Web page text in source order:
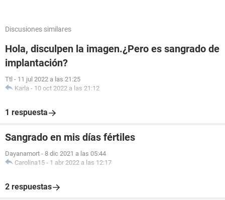
Discusiones similares
Hola, disculpen la imagen.¿Pero es sangrado de
implantación?
Ttl - 11 jul 2022 a las 21:25
Karla - 10 oct 2022 a las 21:12
1 respuesta
Sangrado en mis días fértiles
Dayanamort - 8 dic 2021 a las 05:44
Carolina15 - 1 abr 2022 a las 12:17
2 respuestas